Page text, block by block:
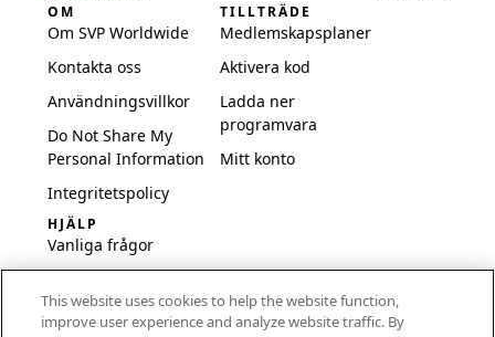
OM
Om SVP Worldwide
Kontakta oss
Användningsvillkor
Do Not Share My
Personal Information
Integritetspolicy
TILLTRÄDE
Medlemskapsplaner
Aktivera kod
Ladda ner
programvara
Mitt konto
HJÄLP
Vanliga frågor
inställningar
This website uses cookies to help the website function,
improve user experience and analyze website traffic. By